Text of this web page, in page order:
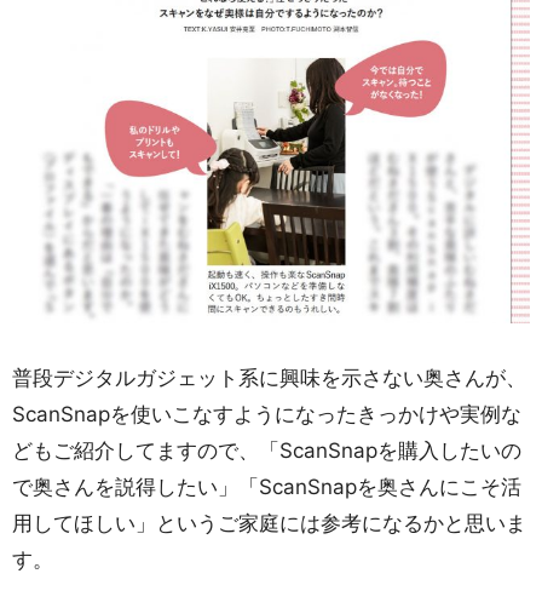
普段デジタルガジェット系に興味を示さない奥さんが、
ScanSnapを使いこなすようになったきっかけや実例な
どもご紹介してますので、「ScanSnapを購入したいの
で奥さんを説得したい」「ScanSnapを奥さんにこそ活
用してほしい」というご家庭には参考になるかと思いま
す。